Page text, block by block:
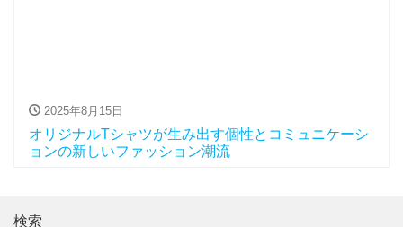
2025年8月15日
オリジナルTシャツが生み出す個性とコミュニケーシ
ョンの新しいファッション潮流
検索